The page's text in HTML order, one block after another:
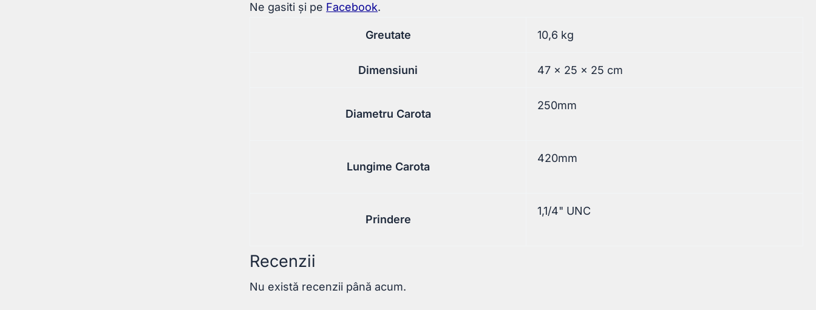
Ne gasiti și pe Facebook.
Greutate 10,6 kg
Dimensiuni 47 × 25 × 25 cm
Diametru Carota
250mm
Lungime Carota
420mm
Prindere
1,1/4" UNC
Recenzii
Nu există recenzii până acum.